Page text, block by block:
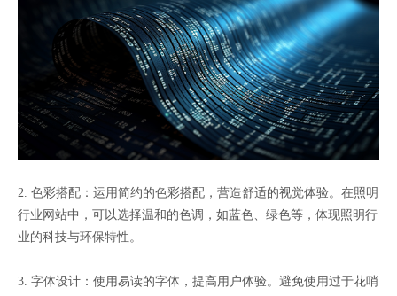
2. 色彩搭配：运用简约的色彩搭配，营造舒适的视觉体验。在照明
行业网站中，可以选择温和的色调，如蓝色、绿色等，体现照明行
业的科技与环保特性。
3. 字体设计：使用易读的字体，提高用户体验。避免使用过于花哨